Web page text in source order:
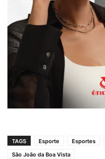
TAGS Esporte Esportes
São João da Boa Vista